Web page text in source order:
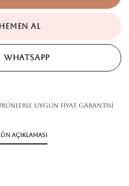
HEMEN AL
WHATSAPP
UYGUN FİYAT GARANTİSİ
Açıklaması